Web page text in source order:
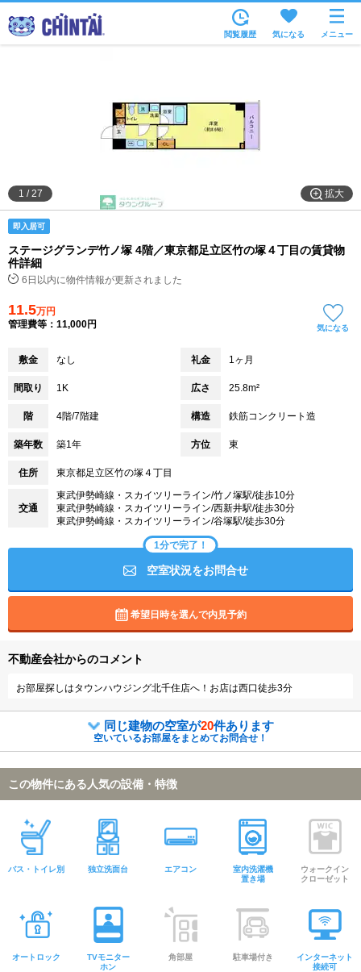
家賃相場から
通勤通学時間から
閲覧履歴 気になる メニュー
拡大
1 /27
即入居可
ステージグランデ竹ノ塚 4階／東京都足立区竹の塚４丁目の賃貸物
件詳細
6日以内に物件情報が更新されました
11.5万円
管理費等：11,000円
気になる
敷金 なし 礼金 1ヶ月
間取り 1K 広さ 25.8m²
階 4階/7階建 構造 鉄筋コンクリート造
築年数 築1年 方位 東
住所 東京都足立区竹の塚４丁目
交通
東武伊勢崎線・スカイツリーライン/竹ノ塚駅/徒歩10分
東武伊勢崎線・スカイツリーライン/西新井駅/徒歩30分
東武伊勢崎線・スカイツリーライン/谷塚駅/徒歩30分
1分で完了！
空室状況をお問合せ
希望日時を選んで内見予約
不動産会社からのコメント
お部屋探しはタウンハウジング北千住店へ！お店は西口徒歩3分
同じ建物の空室が20件あります
空いているお部屋をまとめてお問合せ！
この物件にある人気の設備・特徴
バス・トイレ別 独立洗面台 エアコン
室内洗濯機
置き場
ウォークイン
クローゼット
オートロック
TVモニター
ホン
角部屋 駐車場付き
インターネット
接続可